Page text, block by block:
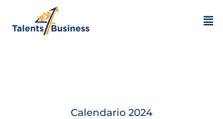
Calendario 2024 –
Calendario 2024